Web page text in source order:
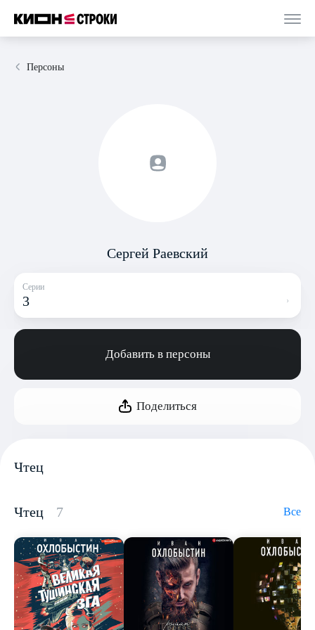
Персоны
Сергей Раевский
Серии
3
Добавить в персоны
Поделиться
Чтец
Чтец 7 Все